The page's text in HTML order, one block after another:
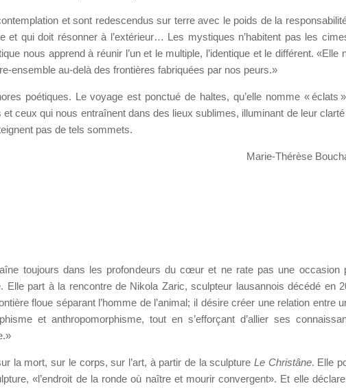
et sont redescendus sur terre avec le poids de la
et qui doit résonner à l’extérieur… Les mystiques n’habitent pas les
nous apprend à réunir l’un et le multiple, l’identique et le différent. «Elle
ensemble au-delà des frontières fabriquées par nos peurs.»
poétiques. Le voyage est ponctué de haltes, qu’elle nomme « éclats
ceux qui nous entraînent dans des lieux sublimes, illuminant de leur
pas de tels sommets.
Marie-Thérèse
toujours dans les profondeurs du cœur et ne rate pas une occasion
Elle part à la rencontre de Nikola Zaric, sculpteur lausannois décédé en
floue séparant l’homme de l’animal; il désire créer une relation entre
et anthropomorphisme, tout en s’efforçant d’allier ses
la mort, sur le corps, sur l’art, à partir de la sculpture Le Christâne. Elle
«l’endroit de la ronde où naître et mourir convergent». Et elle